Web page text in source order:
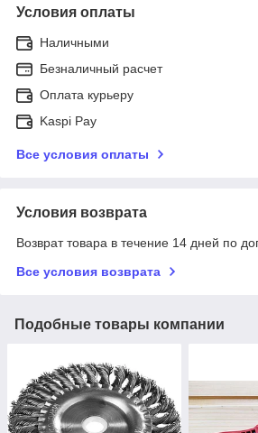
Условия оплаты
Наличными
Безналичный расчет
Оплата курьеру
Kaspi Pay
Все условия оплаты
Условия возврата
Возврат товара в течение 14 дней по
Все условия возврата
Подобные товары компании